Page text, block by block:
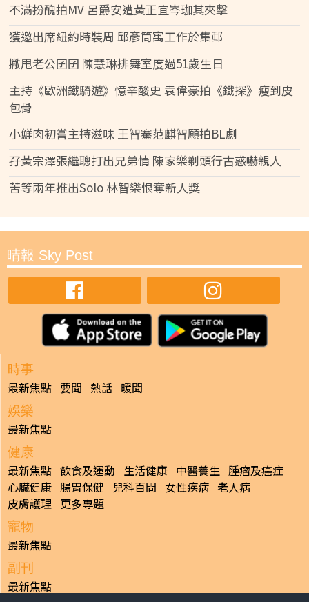
不滿扮醜拍MV 呂爵安遭黃正宜岑珈其夾擊
獲邀出席紐約時裝周 邱彥筒寓工作於集郵
撇甩老公囝囝 陳慧琳排舞室度過51歲生日
主持《歐洲鐵騎遊》憶辛酸史 袁偉豪拍《鐵探》瘦到皮
包骨
小鮮肉初嘗主持滋味 王智騫范麒智願拍BL劇
孖黃宗澤張繼聰打出兄弟情 陳家樂剃頭行古惑嚇親人
苦等兩年推出Solo 林智樂恨奪新人獎
晴報 Sky Post
時事
最新焦點 要聞 熱話 暖聞
娛樂
最新焦點
健康
最新焦點 飲食及運動 生活健康 中醫養生 腫瘤及癌症
心臟健康 腸胃保健 兒科百問 女性疾病 老人病
皮膚護理 更多專題
寵物
最新焦點
副刊
最新焦點